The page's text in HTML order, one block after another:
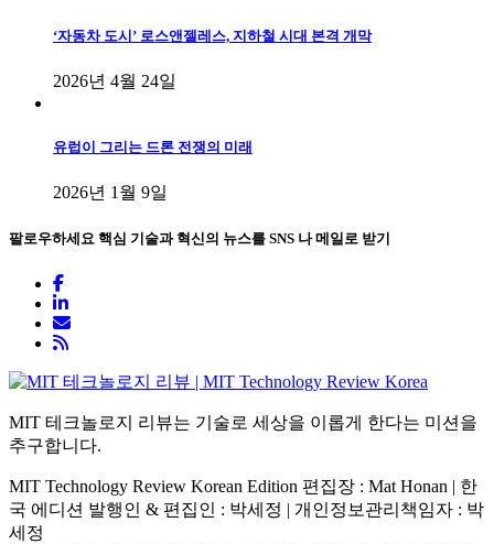
‘자동차 도시’ 로스앤젤레스, 지하철 시대 본격 개막
2026년 4월 24일
유럽이 그리는 드론 전쟁의 미래
2026년 1월 9일
팔로우하세요 핵심 기술과 혁신의 뉴스를 SNS 나 메일로 받기
MIT 테크놀로지 리뷰는 기술로 세상을 이롭게 한다는 미션을
추구합니다.
MIT Technology Review Korean Edition 편집장 : Mat Honan | 한
국 에디션 발행인 & 편집인 : 박세정 | 개인정보관리책임자 : 박
세정